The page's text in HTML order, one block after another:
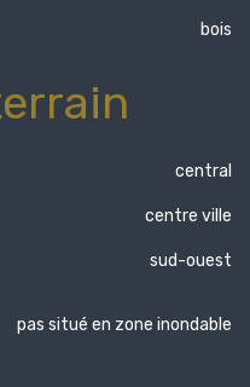
bois
central
centre ville
sud-ouest
pas situé en zone inondable